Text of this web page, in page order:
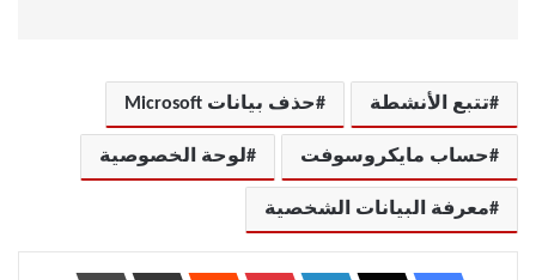
تتبع الأنشطة حذف بيانات Microsoft
حساب مايكروسوفت لوحة الخصوصية
معرفة البيانات الشخصية